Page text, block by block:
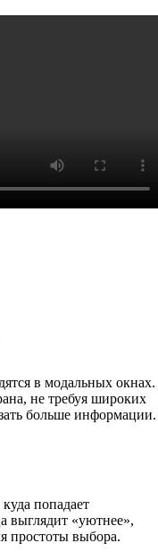
в модальных окнах.
не требуя широких
больше информации.
попадает
выглядит «уютнее»,
простоты выбора.